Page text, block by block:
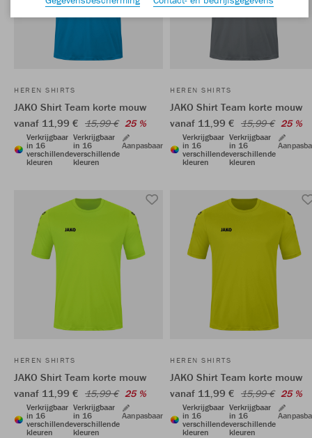
HEREN SHIRTS
JAKO Shirt Team korte mouw
vanaf 11,99 € 15,99 € 25 %
Verkrijgbaar
in 16
verschillende
kleuren
Verkrijgbaar
in 16
verschillende
kleuren
Aanpasbaar
HEREN SHIRTS
JAKO Shirt Team korte mouw
vanaf 11,99 € 15,99 € 25 %
Verkrijgbaar
in 16
verschillende
kleuren
Verkrijgbaar
in 16
verschillende
kleuren
HEREN SHIRTS
JAKO Shirt Team korte mouw
vanaf 11,99 € 15,99 € 25 %
Verkrijgbaar
in 16
verschillende
kleuren
Verkrijgbaar
in 16
verschillende
kleuren
Aanpasbaar
HEREN SHIRTS
JAKO Shirt Team korte mouw
vanaf 11,99 € 15,99 € 25 %
Verkrijgbaar
in 16
verschillende
kleuren
Verkrijgbaar
in 16
verschillende
kleuren